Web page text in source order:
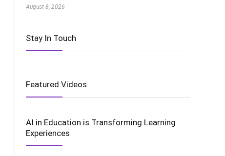
August 8, 2026
Stay In Touch
Featured Videos
AI in Education is Transforming Learning
Experiences